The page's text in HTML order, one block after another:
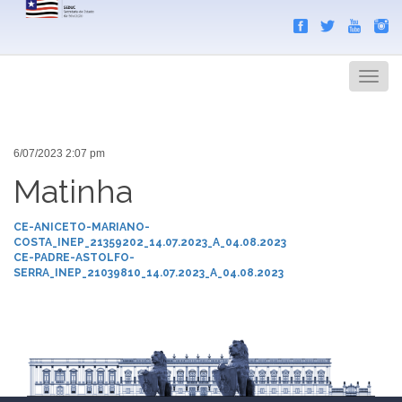
Menu
6/07/2023 2:07 pm
Matinha
CE-ANICETO-MARIANO-
COSTA_INEP_21359202_14.07.2023_A_04.08.2023
CE-PADRE-ASTOLFO-
SERRA_INEP_21039810_14.07.2023_A_04.08.2023